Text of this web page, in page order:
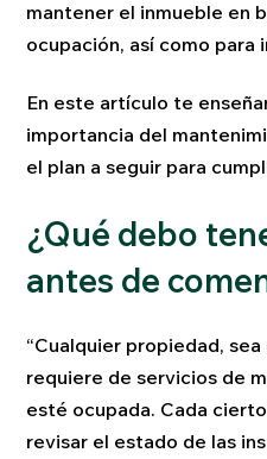
mantener el inmueble en
ocupación, así como para
En este artículo te
importancia del
el plan a seguir para
¿Qué debo
antes de
“Cualquier propiedad,
requiere de servicios de
esté ocupada. Cada
revisar el estado de las